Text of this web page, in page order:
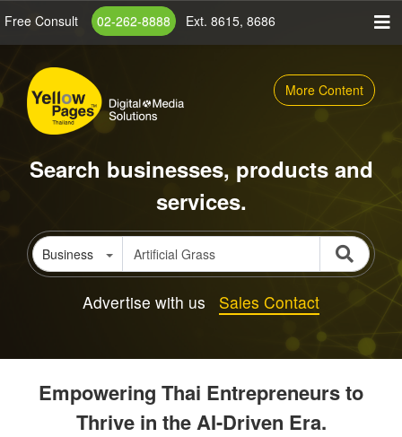
content
Free Consult 02-262-8888 Ext. 8615, 8686
More Content
Search businesses, products and
services.
Business
Advertise with us Sales Contact
Empowering Thai Entrepreneurs to
Thrive in the AI-Driven Era.